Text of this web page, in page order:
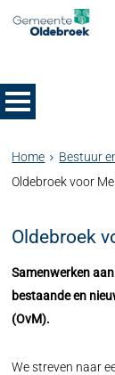
Home Bestuur
Oldebroek voor
Oldebroek
Samenwerken
bestaande en
(OvM).
We streven naar